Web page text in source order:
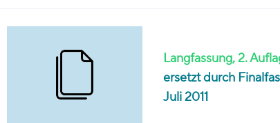
Langfassung, 2.
ersetzt durch
Juli 2011